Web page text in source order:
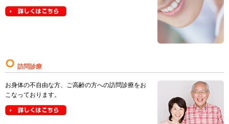
訪問診療
お身体の不自由な方、ご高齢の方への訪問診療をお
こなっております。